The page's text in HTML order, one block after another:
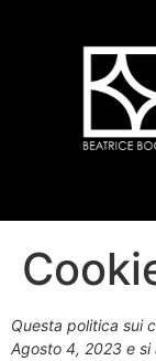
Questa politica sui
Agosto 4, 2023 e